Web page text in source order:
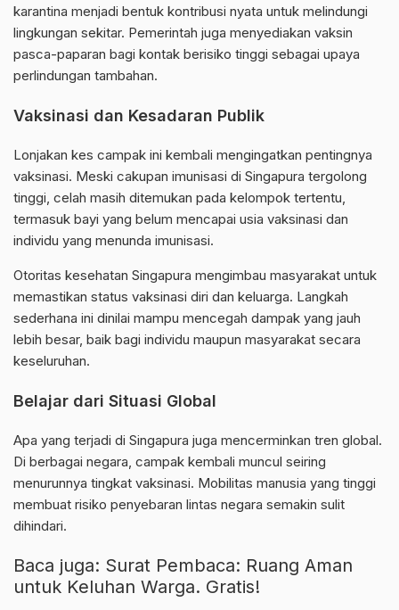
karantina menjadi bentuk kontribusi nyata untuk melindungi
lingkungan sekitar. Pemerintah juga menyediakan vaksin
pasca-paparan bagi kontak berisiko tinggi sebagai upaya
perlindungan tambahan.
Vaksinasi dan Kesadaran Publik
Lonjakan kes campak ini kembali mengingatkan pentingnya
vaksinasi. Meski cakupan imunisasi di Singapura tergolong
tinggi, celah masih ditemukan pada kelompok tertentu,
termasuk bayi yang belum mencapai usia vaksinasi dan
individu yang menunda imunisasi.
Otoritas kesehatan Singapura mengimbau masyarakat untuk
memastikan status vaksinasi diri dan keluarga. Langkah
sederhana ini dinilai mampu mencegah dampak yang jauh
lebih besar, baik bagi individu maupun masyarakat secara
keseluruhan.
Belajar dari Situasi Global
Apa yang terjadi di Singapura juga mencerminkan tren global.
Di berbagai negara, campak kembali muncul seiring
menurunnya tingkat vaksinasi. Mobilitas manusia yang tinggi
membuat risiko penyebaran lintas negara semakin sulit
dihindari.
Baca juga: Surat Pembaca: Ruang Aman
untuk Keluhan Warga. Gratis!